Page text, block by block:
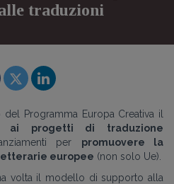
traduzioni
Programma Europa Creativa il
ai progetti di traduzione
per promuovere la
europee (non solo Ue).
volta il modello di supporto alla